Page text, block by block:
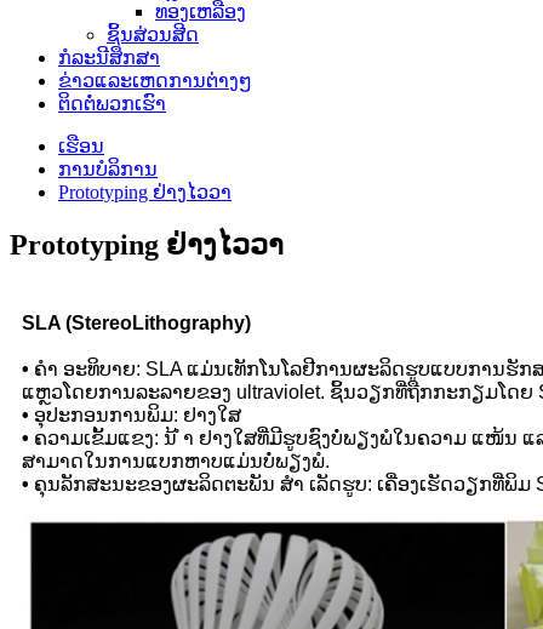
ທອງເຫລືອງ
ຊິ້ນສ່ວນສີດ
ກໍ​ລະ​ນີ​ສຶກ​ສາ
ຂ່າວແລະເຫດການຕ່າງໆ
ຕິດ​ຕໍ່​ພວກ​ເຮົາ
ເຮືອນ
ການບໍລິການ
Prototyping ຢ່າງໄວວາ
Prototyping ຢ່າງໄວວາ
SLA (StereoLithography)
• ຄຳ ອະທິບາຍ: SLA ແມ່ນເທັກໂນໂລຢີການຜະລິດຮູບແບບການຮັ
ແຫຼວໂດຍການລະລາຍຂອງ ultraviolet. ຊິ້ນວຽກທີ່ຖືກກະກຽມໂດ
• ອຸປະກອນການພິມ: ຢາງໃສ
• ຄວາມເຂັ້ມແຂງ: ນ້ ຳ ຢາງໃສທີ່ມີຮູບຊົງບໍ່ພຽງພໍໃນຄວາມ ແໜ້ນ
ສາມາດໃນການແບກຫາບແມ່ນບໍ່ພຽງພໍ.
• ຄຸນລັກສະນະຂອງຜະລິດຕະພັນ ສຳ ເລັດຮູບ: ເຄື່ອງເຮັດວຽກທີ່ພິ